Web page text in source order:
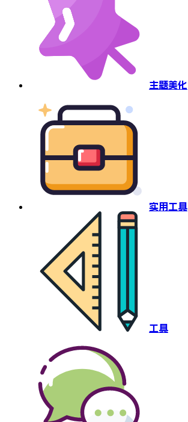
主题美化
实用工具
工具